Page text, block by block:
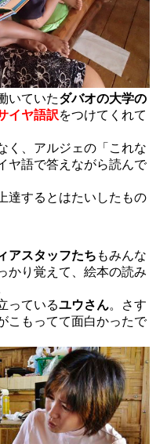
いていたダバオの大学の
イヤ語訳をつけてくれて
く、アルジェの「これな
ヤ語で答えながら読んで
達するとはたいしたもの
アスタッフたち もみんな
かり覚えて、絵本の読み
っているユウさん。さす
こもってて面白かったで